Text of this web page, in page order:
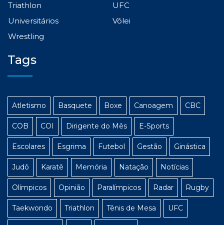
Triathlon
UFC
Universitários
Vôlei
Wrestling
Tags
Atletismo Basquete Boxe Canoagem CBC
COB COI Dirigente do Mês E-Sports
Escolares Esgrima Futebol Gestão Ginástica
Judô Karatê Memória Natação Notícias
Olímpicos Opinião Paralímpicos Radar Rugby
Taekwondo Triathlon Tênis de Mesa UFC